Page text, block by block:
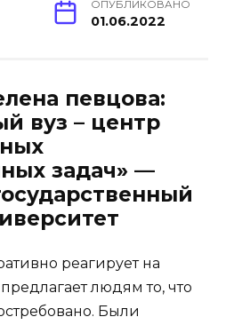
ОПУБЛИКОВАНО
01.06.2022
певцова:
вуз – центр
задач» —
реагирует на
людям то, что
Были